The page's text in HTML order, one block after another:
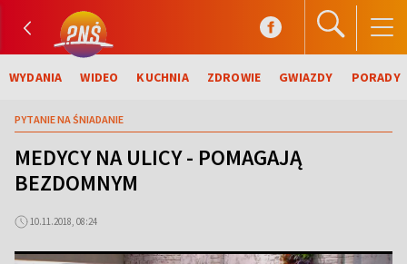
WYDANIA WIDEO KUCHNIA ZDROWIE GWIAZDY PORADY
PYTANIE NA ŚNIADANIE
MEDYCY NA ULICY - POMAGAJĄ
BEZDOMNYM
10.11.2018, 08:24